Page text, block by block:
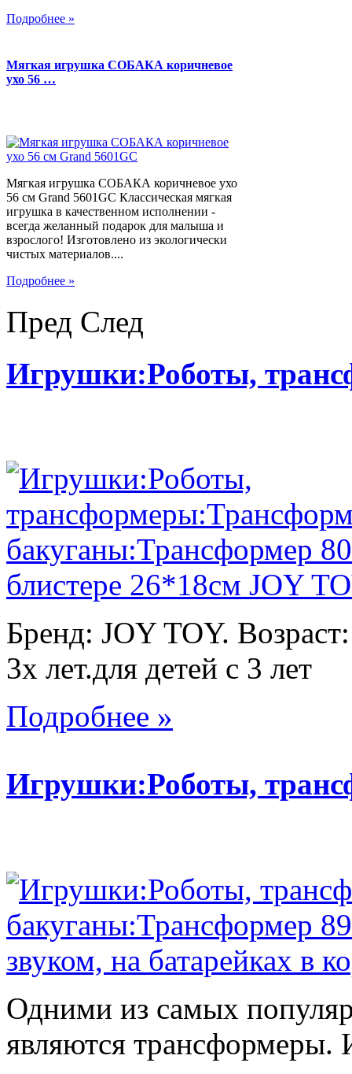
Подробнее »
Мягкая игрушка СОБАКА коричневое
ухо 56 …
Мягкая игрушка СОБАКА коричневое ухо
56 см Grand 5601GC Классическая мягкая
игрушка в качественном исполнении -
всегда желанный подарок для малыша и
взрослого! Изготовлено из экологически
чистых материалов....
Подробнее »
Пред След
Игрушки:Роботы,
Бренд: JOY TOY.
3х лет.для детей с 3 лет
Подробнее »
Игрушки:Роботы,
Одними из самых
являются